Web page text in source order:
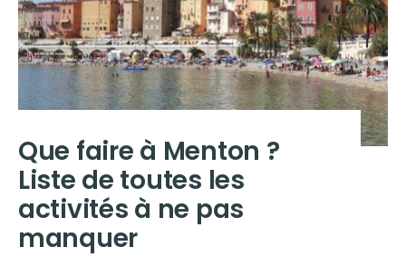
Que faire à Menton ?
Liste de toutes les
activités à ne pas
manquer